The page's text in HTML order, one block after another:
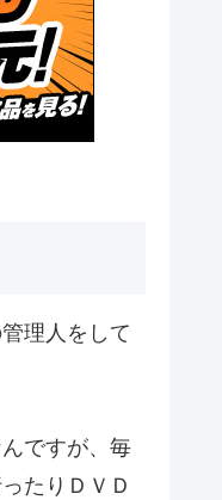
理人をして
ですが、毎
たりＤＶＤ